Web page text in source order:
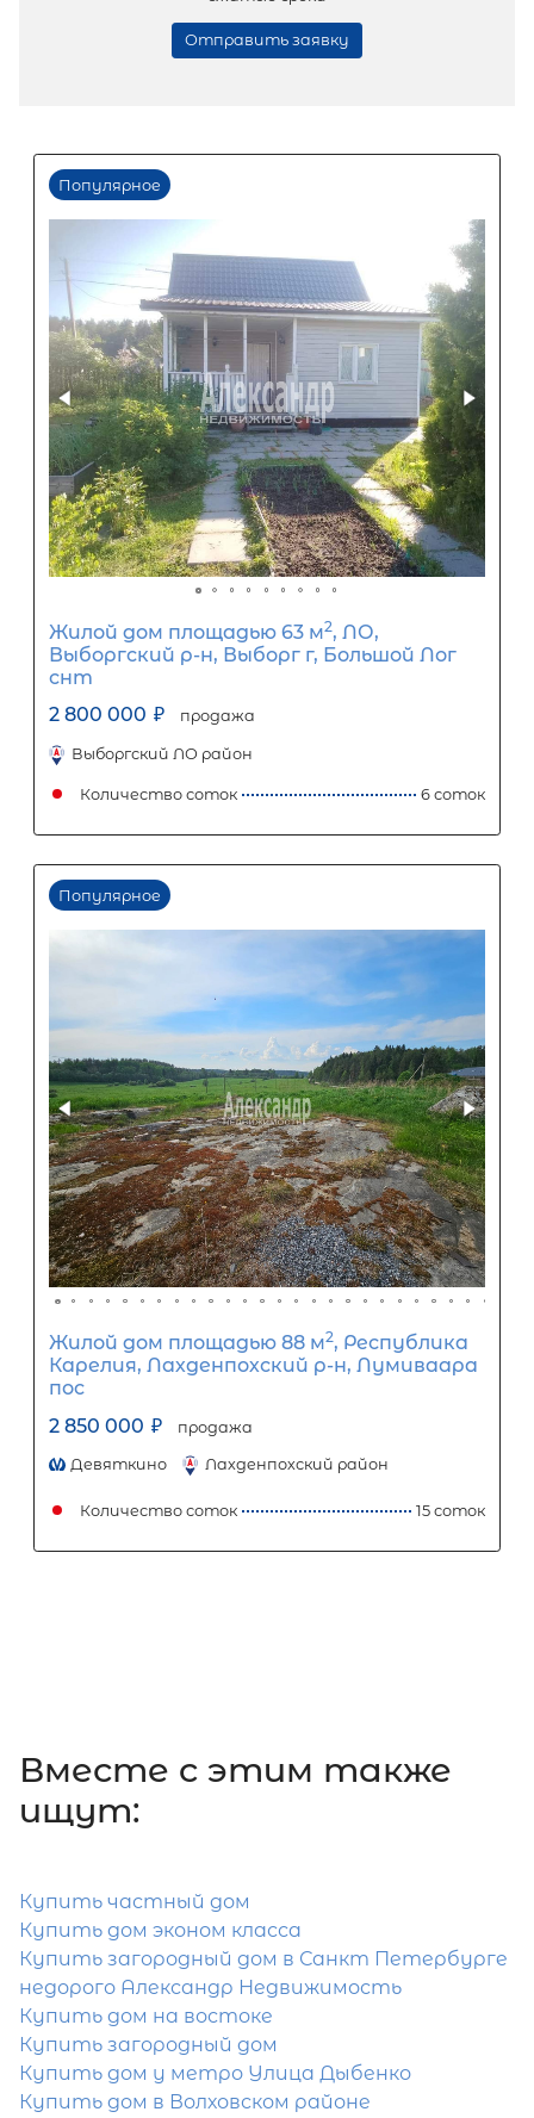
Жилой дом площадью 50 м2,
Ленинградская область,
район, Павловское городское
дачный массив Горы-2, СНТ имени
Фрунзе, 3-я линия, 48
2 200 000 ₽ продажа
Ладожская
Количество соток
Популярное
Дачный дом площадью 70 м
Ленинградская область,
район, Сосновское сельское
массив Новожилово, садоводческое
Затрудняетесь с выбором?
Мы поможем подобрать
сжатые сроки
Отправить заявку
Вместе c этим также
ищут:
Купить частный дом
Купить дом эконом класса
Купить загородный дом в Санкт Петербурге
недорого Александр Недвижимость
Купить дом на востоке
Купить загородный дом
Купить дом у метро Улица Дыбенко
Купить дом в Волховском районе